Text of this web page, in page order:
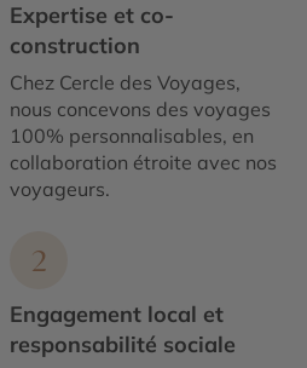
Expertise et co-
construction
Chez Cercle des Voyages,
nous concevons des voyages
100% personnalisables, en
collaboration étroite avec nos
voyageurs.
2
Engagement local et
responsabilité sociale